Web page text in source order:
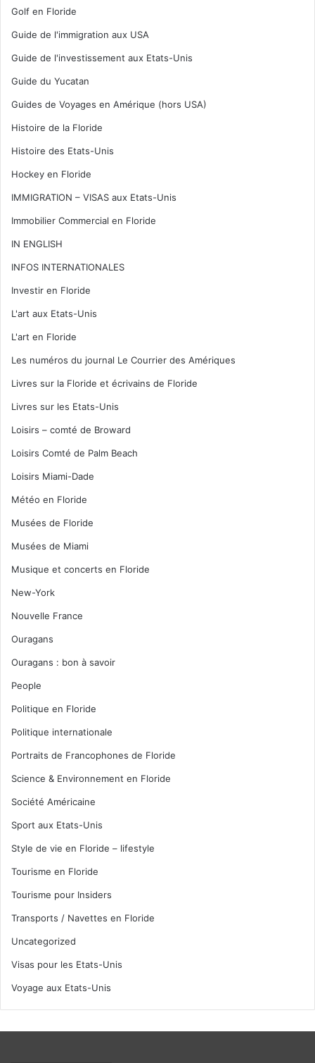
Golf en Floride
Guide de l'immigration aux USA
Guide de l'investissement aux Etats-Unis
Guide du Yucatan
Guides de Voyages en Amérique (hors USA)
Histoire de la Floride
Histoire des Etats-Unis
Hockey en Floride
IMMIGRATION – VISAS aux Etats-Unis
Immobilier Commercial en Floride
IN ENGLISH
INFOS INTERNATIONALES
Investir en Floride
L'art aux Etats-Unis
L'art en Floride
Les numéros du journal Le Courrier des Amériques
Livres sur la Floride et écrivains de Floride
Livres sur les Etats-Unis
Loisirs – comté de Broward
Loisirs Comté de Palm Beach
Loisirs Miami-Dade
Météo en Floride
Musées de Floride
Musées de Miami
Musique et concerts en Floride
New-York
Nouvelle France
Ouragans
Ouragans : bon à savoir
People
Politique en Floride
Politique internationale
Portraits de Francophones de Floride
Science & Environnement en Floride
Société Américaine
Sport aux Etats-Unis
Style de vie en Floride – lifestyle
Tourisme en Floride
Tourisme pour Insiders
Transports / Navettes en Floride
Uncategorized
Visas pour les Etats-Unis
Voyage aux Etats-Unis